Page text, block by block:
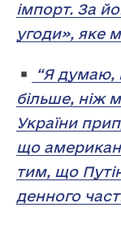
імпорт. За
угоди», яке
“Я думаю,
більше, ніж
України
що
тим, що
денного